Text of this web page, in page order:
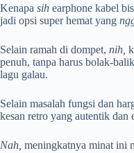
​Kenapa sih earphone kabel
jadi opsi super hemat yang
​Selain ramah di dompet, nih,
penuh, tanpa harus bolak-balik
lagu galau.
​Selain masalah fungsi dan
kesan retro yang autentik dan
Nah, meningkatnya minat ini